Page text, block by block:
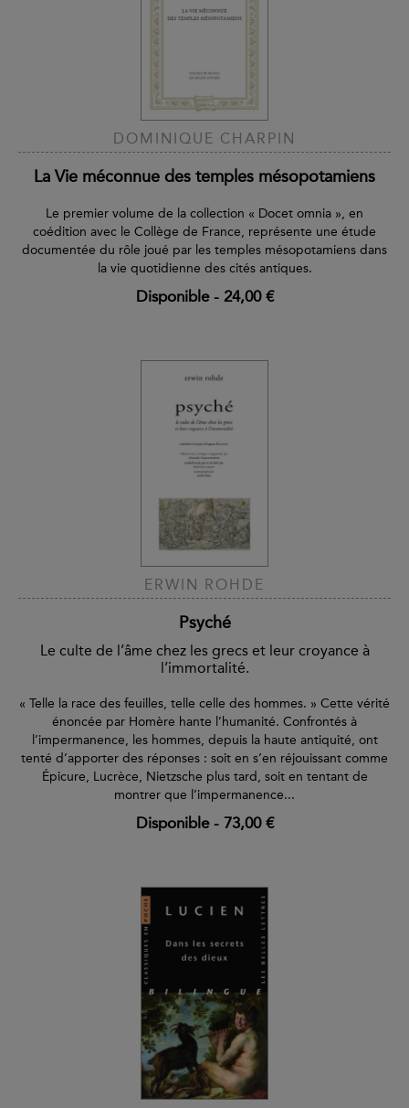
DOMINIQUE CHARPIN
La Vie méconnue des temples mésopotamiens
Le premier volume de la collection « Docet omnia », en
coédition avec le Collège de France, représente une étude
documentée du rôle joué par les temples mésopotamiens dans
la vie quotidienne des cités antiques.
Disponible- 24,00 €
ERWIN ROHDE
Psyché
Le culte de l’âme chez les grecs et leur croyance à
l’immortalité.
« Telle la race des feuilles, telle celle des hommes. » Cette vérité
énoncée par Homère hante l’humanité. Confrontés à
l’impermanence, les hommes, depuis la haute antiquité, ont
tenté d’apporter des réponses : soit en s’en réjouissant comme
Épicure, Lucrèce, Nietzsche plus tard, soit en tentant de
montrer que l’impermanence...
Disponible- 73,00 €